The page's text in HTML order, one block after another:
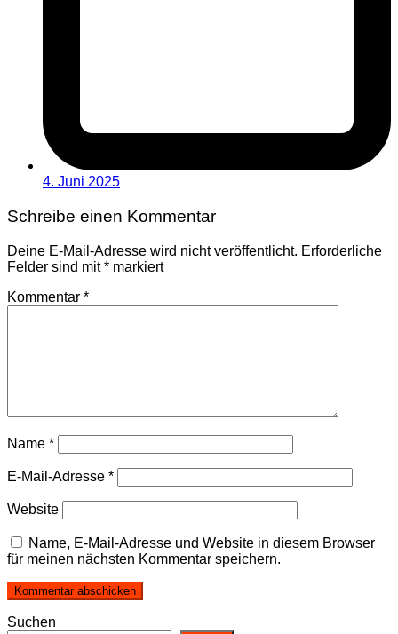
4. Juni 2025
Schreibe einen Kommentar
Deine E-Mail-Adresse wird nicht veröffentlicht. Erforderliche
Felder sind mit* markiert
Kommentar *
Name *
E-Mail-Adresse *
Website
Name, E-Mail-Adresse und Website in diesem Browser
für meinen nächsten Kommentar speichern.
Suchen